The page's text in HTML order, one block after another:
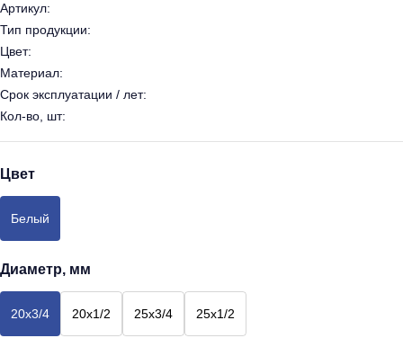
Артикул:
Тип продукции:
Цвет:
Материал:
Срок эксплуатации / лет:
Кол-во, шт:
Цвет
Белый
Диаметр, мм
20х3/4 20х1/2 25х3/4 25х1/2